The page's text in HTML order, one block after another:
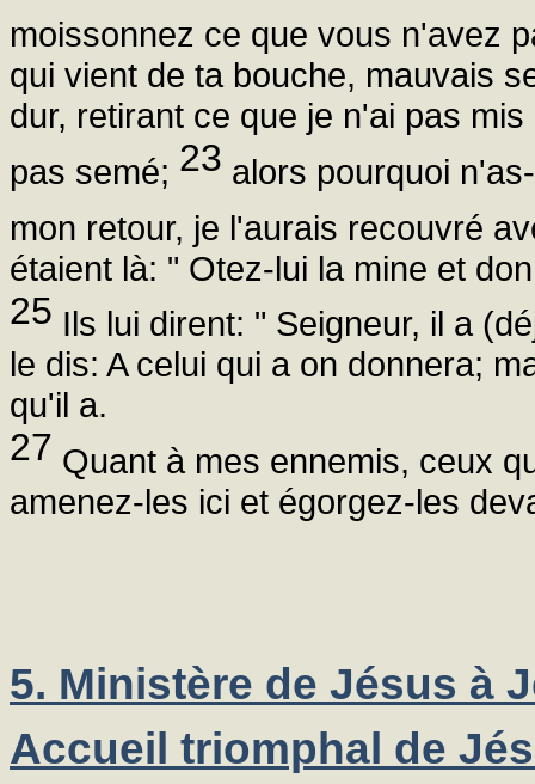
moissonnez ce que vous n'avez
qui vient de ta bouche, mauvais
dur, retirant ce que je n'ai pas
pas semé; 23 alors pourquoi
mon retour, je l'aurais recouvré
étaient là: " Otez-lui la mine et
25 Ils lui dirent: " Seigneur, il a
le dis: A celui qui a on donnera;
qu'il a.
27 Quant à mes ennemis, ceux
amenez-les ici et égorgez-les
5. Ministère de Jésus à
Accueil triomphal de